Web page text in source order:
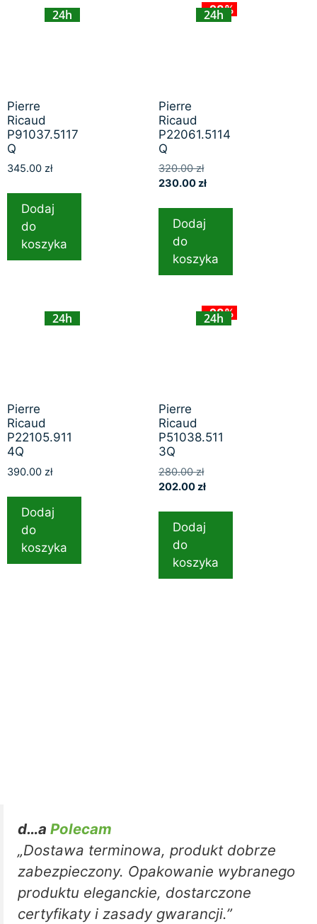
24h
Pierre
Ricaud
P91037.5117
Q
345.00 zł
Dodaj
do
koszyka
-28%
24h
Pierre
Ricaud
P22061.5114
Q
320.00zł
230.00zł
Dodaj
do
koszyka
24h
Pierre
Ricaud
P22105.911
4Q
390.00 zł
Dodaj
do
koszyka
-28%
24h
Pierre
Ricaud
P51038.511
3Q
280.00zł
202.00zł
Dodaj
do
koszyka
d…a Polecam
„Dostawa terminowa, produkt dobrze
zabezpieczony. Opakowanie wybranego
produktu eleganckie, dostarczone
certyfikaty i zasady gwarancji.”